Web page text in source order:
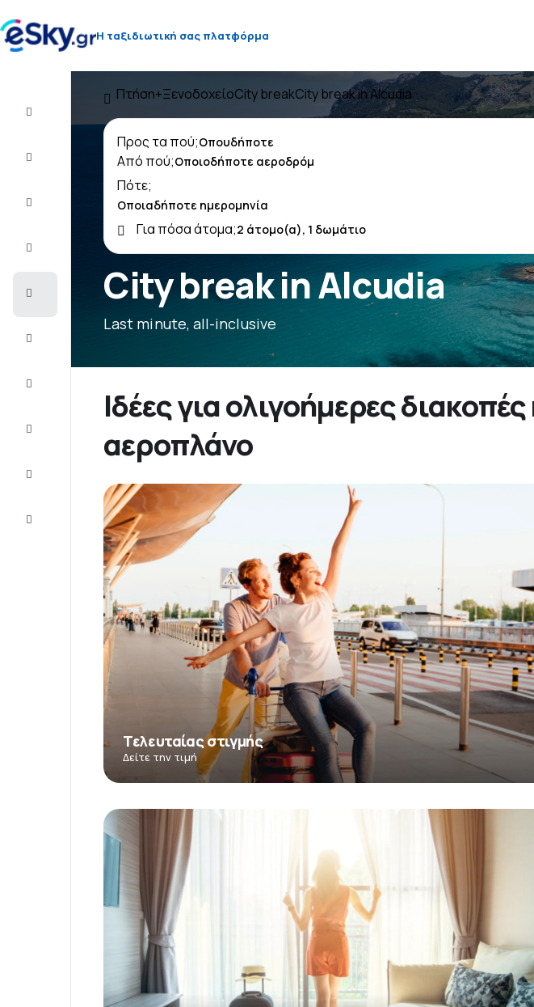
Η ταξιδιωτική σας πλατφόρμα
Eξυπηρέτηση
Πτήση+ΞενοδοχείοCity breakCity break in Alcudia
City break in Alcudia
Last minute, all-inclusive
Προς τα πού;
Από πού;
Πότε;
Για πόσα άτομα;
Ιδέες για ολιγοήμερες
αεροπλάνο
Τελευταίας στιγμής
Δείτε την τιμή